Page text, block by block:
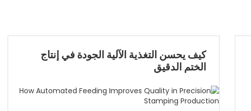
كيف يحسن التغذية الآلية الجودة في إنتاج
الختم الدقيق